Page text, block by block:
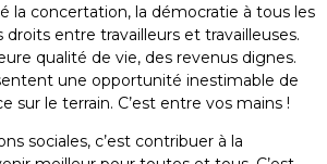
la concertation, la démocratie à tous les
droits entre travailleurs et travailleuses.
qualité de vie, des revenus dignes.
une opportunité inestimable de
sur le terrain. C’est entre vos mains !
sociales, c’est contribuer à la